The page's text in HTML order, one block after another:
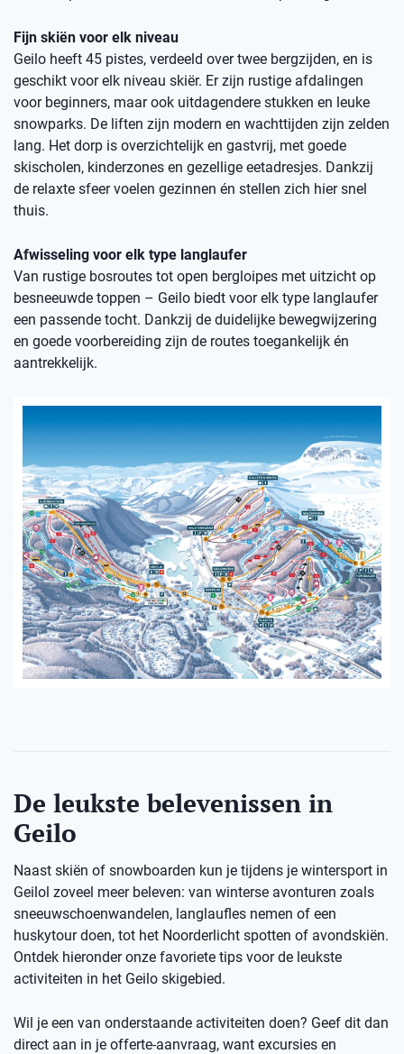
Fijn skiën voor elk niveau
Geilo heeft 45 pistes, verdeeld over twee bergzijden, en is
geschikt voor elk niveau skiër. Er zijn rustige afdalingen
voor beginners, maar ook uitdagendere stukken en leuke
snowparks. De liften zijn modern en wachttijden zijn zelden
lang. Het dorp is overzichtelijk en gastvrij, met goede
skischolen, kinderzones en gezellige eetadresjes. Dankzij
de relaxte sfeer voelen gezinnen én stellen zich hier snel
thuis.
Afwisseling voor elk type langlaufer
Van rustige bosroutes tot open bergloipes met uitzicht op
besneeuwde toppen – Geilo biedt voor elk type langlaufer
een passende tocht. Dankzij de duidelijke bewegwijzering
en goede voorbereiding zijn de routes toegankelijk én
aantrekkelijk.
De leukste belevenissen in
Geilo
Naast skiën of snowboarden kun je tijdens je wintersport in
Geilol zoveel meer beleven: van winterse avonturen zoals
sneeuwschoenwandelen, langlaufles nemen of een
huskytour doen, tot het Noorderlicht spotten of avondskiën.
Ontdek hieronder onze favoriete tips voor de leukste
activiteiten in het Geilo skigebied.
Wil je een van onderstaande activiteiten doen? Geef dit dan
direct aan in je offerte-aanvraag, want excursies en